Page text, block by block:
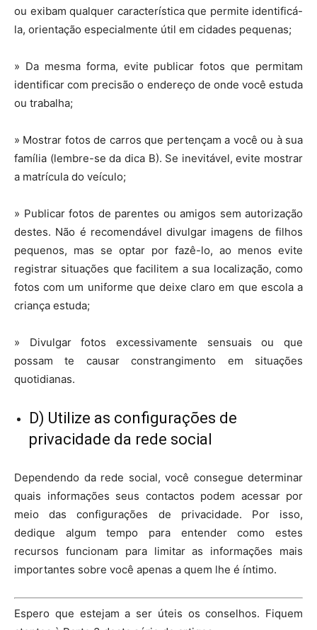
ou exibam qualquer característica que permite identificá-
la, orientação especialmente útil em cidades pequenas;
» Da mesma forma, evite publicar fotos que permitam
identificar com precisão o endereço de onde você estuda
ou trabalha;
» Mostrar fotos de carros que pertençam a você ou à sua
família (lembre-se da dica B). Se inevitável, evite mostrar
a matrícula do veículo;
» Publicar fotos de parentes ou amigos sem autorização
destes. Não é recomendável divulgar imagens de filhos
pequenos, mas se optar por fazê-lo, ao menos evite
registrar situações que facilitem a sua localização, como
fotos com um uniforme que deixe claro em que escola a
criança estuda;
» Divulgar fotos excessivamente sensuais ou que
possam te causar constrangimento em situações
quotidianas.
D) Utilize as configurações de
privacidade da rede social
Dependendo da rede social, você consegue determinar
quais informações seus contactos podem acessar por
meio das configurações de privacidade. Por isso,
dedique algum tempo para entender como estes
recursos funcionam para limitar as informações mais
importantes sobre você apenas a quem lhe é íntimo.
Espero que estejam a ser úteis os conselhos. Fiquem